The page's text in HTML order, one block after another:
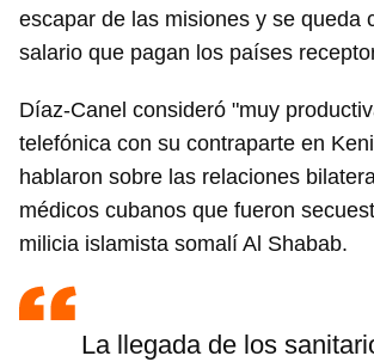
escapar de las misiones y se queda
salario que pagan los países
Díaz-Canel consideró "muy
telefónica con su contraparte en
hablaron sobre las relaciones
médicos cubanos que fueron
milicia islamista somalí Al Shabab.
La llegada de los